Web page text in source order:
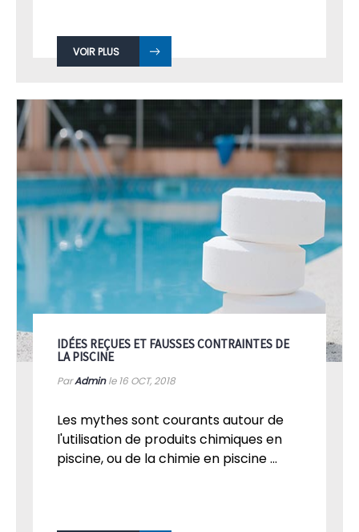
VOIR PLUS
IDÉES REÇUES ET FAUSSES CONTRAINTES DE
LA PISCINE
ParAdminle 16 OCT, 2018
Les mythes sont courants autour de
l'utilisation de produits chimiques en
piscine, ou de la chimie en piscine ...